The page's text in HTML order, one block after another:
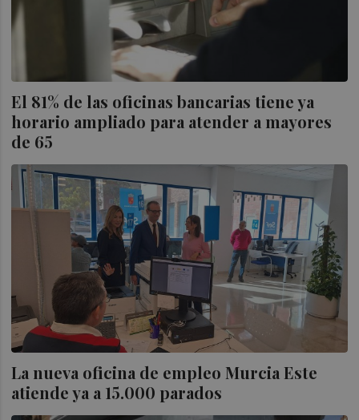
El 81% de las oficinas bancarias tiene ya
horario ampliado para atender a mayores
de 65
La nueva oficina de empleo Murcia Este
atiende ya a 15.000 parados